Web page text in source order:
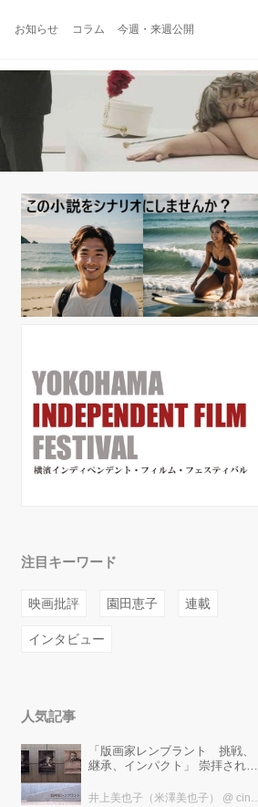
お知らせ コラム 今週・来週公開
注目キーワード
映画批評 園田恵子 連載
インタビュー
人気記事
「版画家レンブラント 挑戦、
継承、インパクト」 崇拝され、
た版画技法！ 国立西洋美術館に
井上美也子（米澤美也子） @ cinefil編集部